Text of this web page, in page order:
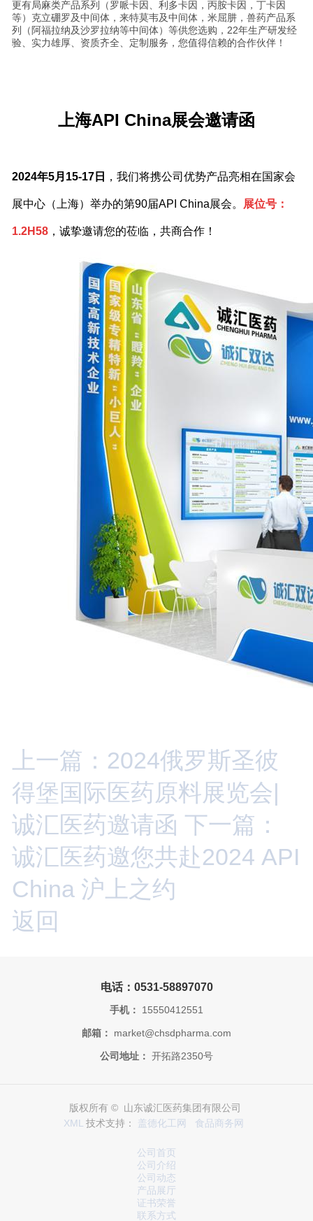
更有局麻类产品系列（罗哌卡因、利多卡因，丙胺卡因，丁卡因
等）克立硼罗及中间体，来特莫韦及中间体，米屈肼，兽药产品系
列（阿福拉纳及沙罗拉纳等中间体）等供您选购，22年生产研发经
验、实力雄厚、资质齐全、定制服务，您值得信赖的合作伙伴！
上海API China展会邀请函
2024年5月15-17日 ，我们将携公司优势产品亮相在国家会
展中心（上海）举办的第90届API China展会。 展位号：
1.2H58，诚挚邀请您的莅临，共商合作！
上一篇：2024俄罗斯圣彼
得堡国际医药原料展览会|
诚汇医药邀请函 下一篇：
诚汇医药邀您共赴2024 API
China 沪上之约
返回
电话：0531-58897070
手机： 15550412551
邮箱： market@chsdpharma.com
公司地址： 开拓路2350号
版权所有 © 山东诚汇医药集团有限公司
XML 技术支持： 盖德化工网 食品商务网
公司首页
公司介绍
公司动态
产品展厅
证书荣誉
联系方式